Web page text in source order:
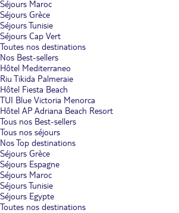
Séjours Maroc
Séjours Grèce
Séjours Tunisie
Séjours Cap Vert
Toutes nos destinations
Nos Best-sellers
Hôtel Mediterraneo
Riu Tikida Palmeraie
Hôtel Fiesta Beach
TUI Blue Victoria Menorca
Hôtel AP Adriana Beach Resort
Tous nos Best-sellers
Tous nos séjours
Nos Top destinations
Séjours Grèce
Séjours Espagne
Séjours Maroc
Séjours Tunisie
Séjours Egypte
Toutes nos destinations